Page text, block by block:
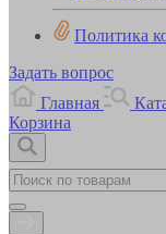
Политика
Задать вопрос
Главная
Корзина